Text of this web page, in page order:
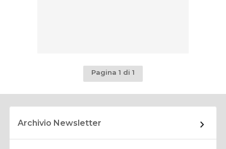
Pagina 1 di 1
Archivio Newsletter